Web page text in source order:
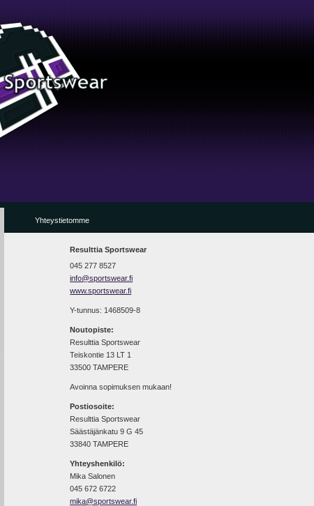
Yhteystietomme
Resulttia Sportswear
045 277 8527
info@sportswear.fi
www.sportswear.fi
Y-tunnus: 1468509-8
Noutopiste:
Resulttia Sportswear
Teiskontie 13 LT 1
33500 TAMPERE
Avoinna sopimuksen mukaan!
Postiosoite:
Resulttia Sportswear
Säästäjänkatu 9 G 45
33840 TAMPERE
Yhteyshenkilö:
Mika Salonen
045 672 6722
mika@sportswear.fi